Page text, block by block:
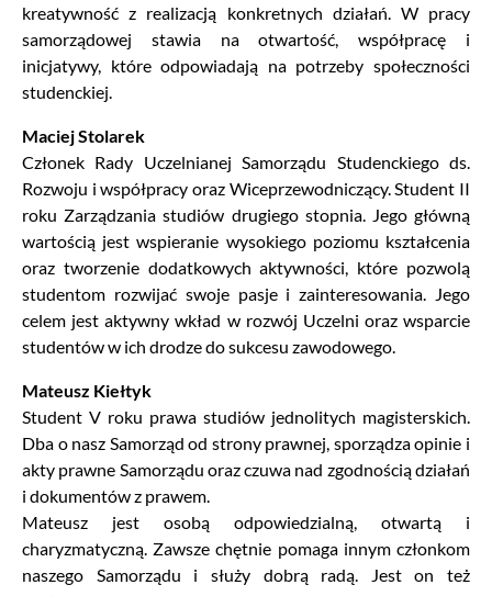
kreatywność z realizacją konkretnych działań. W pracy
samorządowej stawia na otwartość, współpracę i
inicjatywy, które odpowiadają na potrzeby społeczności
studenckiej.
Maciej Stolarek
Członek Rady Uczelnianej Samorządu Studenckiego ds.
Rozwoju i współpracy oraz Wiceprzewodniczący. Student II
roku Zarządzania studiów drugiego stopnia. Jego główną
wartością jest wspieranie wysokiego poziomu kształcenia
oraz tworzenie dodatkowych aktywności, które pozwolą
studentom rozwijać swoje pasje i zainteresowania. Jego
celem jest aktywny wkład w rozwój Uczelni oraz wsparcie
studentów w ich drodze do sukcesu zawodowego.
Mateusz Kiełtyk
Student V roku prawa studiów jednolitych magisterskich.
Dba o nasz Samorząd od strony prawnej, sporządza opinie i
akty prawne Samorządu oraz czuwa nad zgodnością działań
i dokumentów z prawem.
Mateusz jest osobą odpowiedzialną, otwartą i
charyzmatyczną. Zawsze chętnie pomaga innym członkom
naszego Samorządu i służy dobrą radą. Jest on też